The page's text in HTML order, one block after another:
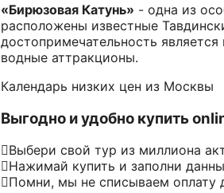
«Бирюзовая Катунь» - одна из
расположены известные
достопримечательность
водные аттракционы.
Календарь низких цен из Москвы
Выгодно и удобно купить
Выбери свой тур из миллиона
Нажимай купить и заполни
Помни, мы не списываем оплату